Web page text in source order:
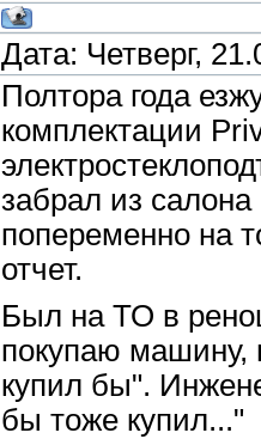
Дата: Четверг,
Полтора года
комплектации
забрал из
попеременно на
отчет.
Был на ТО в
покупаю машину,
купил бы".
бы тоже купил..."